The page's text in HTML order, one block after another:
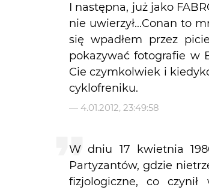
I następna, już jako
nie uwierzył...Conan to
się wpadłem przez
pokazywać fotografie w
Cie czymkolwiek i
cyklofreniku.
— 4.01.2012, 23:49:58
W dniu 17 kwietnia
Partyzantów, gdzie
fizjologiczne, co